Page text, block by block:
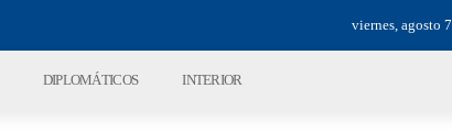
viernes, agosto 7
DIPLOMÁTICOS INTERIOR